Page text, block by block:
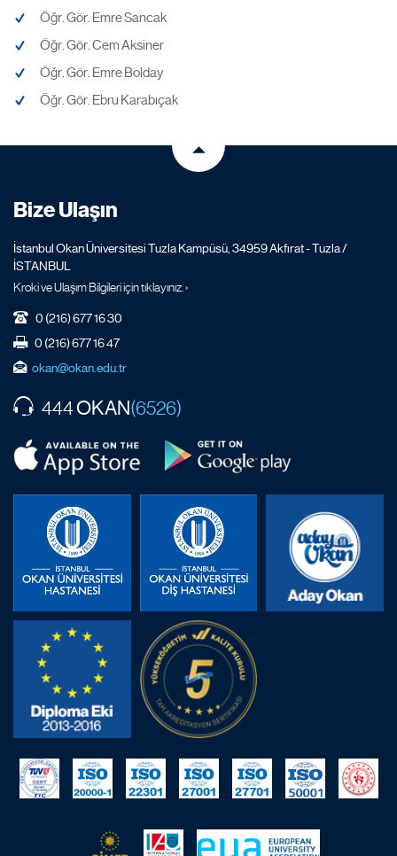
Öğr. Gör. Emre Sancak
Öğr. Gör. Cem Aksiner
Öğr. Gör. Emre Bolday
Öğr. Gör. Ebru Karabıçak
Bize Ulaşın
İstanbul Okan Üniversitesi Tuzla Kampüsü, 34959 Akfırat - Tuzla /
İSTANBUL
Kroki ve Ulaşım Bilgileri için tıklayınız. ›
0 (216) 677 16 30
0 (216) 677 16 47
okan@okan.edu.tr
444OKAN(6526)